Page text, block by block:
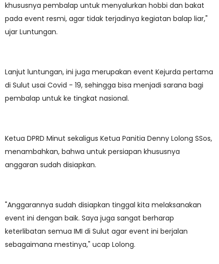
khususnya pembalap untuk menyalurkan hobbi dan bakat
pada event resmi, agar tidak terjadinya kegiatan balap liar,"
ujar Luntungan.
Lanjut luntungan, ini juga merupakan event Kejurda pertama
di Sulut usai Covid - 19, sehingga bisa menjadi sarana bagi
pembalap untuk ke tingkat nasional.
Ketua DPRD Minut sekaligus Ketua Panitia Denny Lolong SSos,
menambahkan, bahwa untuk persiapan khususnya
anggaran sudah disiapkan.
"Anggarannya sudah disiapkan tinggal kita melaksanakan
event ini dengan baik. Saya juga sangat berharap
keterlibatan semua IMI di Sulut agar event ini berjalan
sebagaimana mestinya," ucap Lolong.